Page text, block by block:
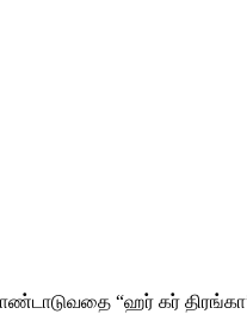
“ஹர் கர் திரங்கா”